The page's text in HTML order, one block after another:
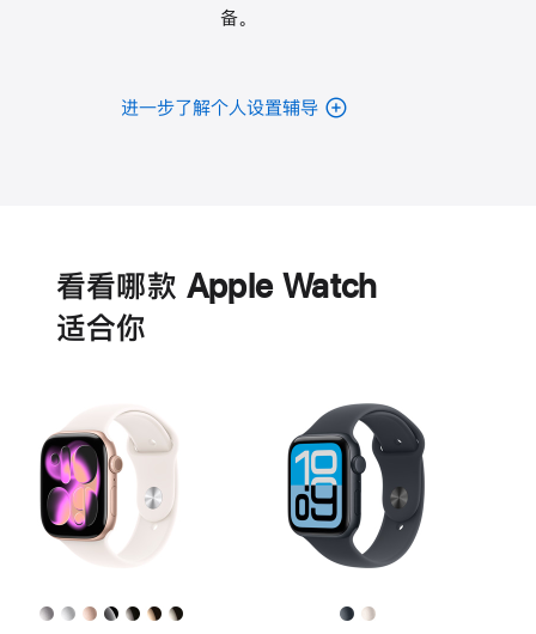
备。
进一步了解个人设置辅导
看看哪款 Apple Watch
适‍合‍你